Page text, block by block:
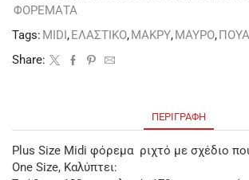
ΦΟΡΕΜΑΤΑ
Tags: MIDI , ΕΛΑΣΤΙΚΟ, ΜΑΚΡΥ, ΜΑΥΡΟ, ΠΟΥΑ
Share:
ΠΕΡΙΓΡΑΦΉ
Plus Size Μidi φόρεμα ριχτό με σχέδιο
One Size, Καλύπτει: